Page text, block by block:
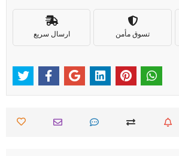
ارسال سريع تسوق مأمن